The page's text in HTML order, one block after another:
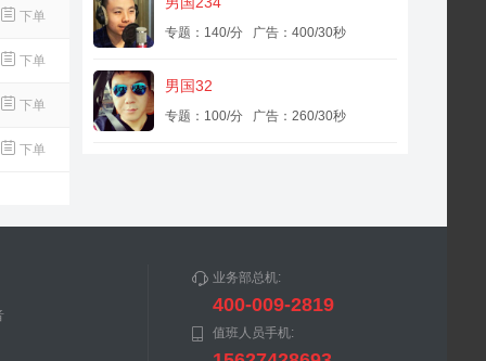
下单
下单
下单
下单
专题：140/分 广告：400/30秒
男国32
专题：100/分 广告：260/30秒
业务部总机:
400-009-2819
值班人员手机: